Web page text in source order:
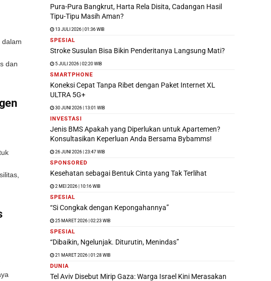
dalam
dan
Pura-Pura Bangkrut, Harta Rela Disita, Cadangan Hasil
Tipu-Tipu Masih Aman?
13 JULI 2026 | 01:36 WIB
SPESIAL
Stroke Susulan Bisa Bikin Penderitanya Langsung Mati?
5 JULI 2026 | 02:20 WIB
SMARTPHONE
Koneksi Cepat Tanpa Ribet dengan Paket Internet XL
ULTRA 5G+
30 JUNI 2026 | 13:01 WIB
INVESTASI
Jenis BMS Apakah yang Diperlukan untuk Apartemen?
Konsultasikan Keperluan Anda Bersama Bybamms!
26 JUNI 2026 | 23:47 WIB
SPONSORED
Kesehatan sebagai Bentuk Cinta yang Tak Terlihat
2 MEI 2026 | 10:16 WIB
SPESIAL
“Si Congkak dengan Kepongahannya”
25 MARET 2026 | 02:23 WIB
SPESIAL
“Dibaikin, Ngelunjak. Diturutin, Menindas”
21 MARET 2026 | 01:28 WIB
DUNIA
Tel Aviv Disebut Mirip Gaza: Warga Israel Kini Merasakan